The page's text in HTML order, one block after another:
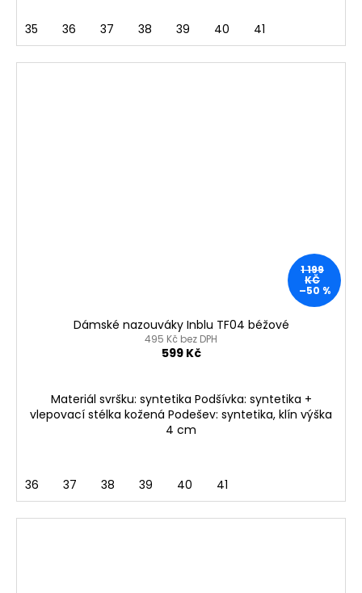
35 36 37 38 39 40 41
1 199
KČ
–50 %
Dámské nazouváky Inblu TF04 béžové
495 Kč bez DPH
599 Kč
Materiál svršku: syntetika Podšívka: syntetika +
vlepovací stélka kožená Podešev: syntetika, klín výška
4 cm
36 37 38 39 40 41